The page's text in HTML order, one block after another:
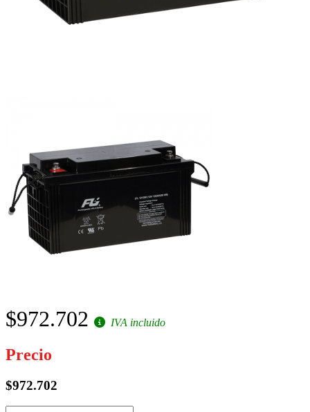
$972.702 IVA incluido
Precio
$972.702